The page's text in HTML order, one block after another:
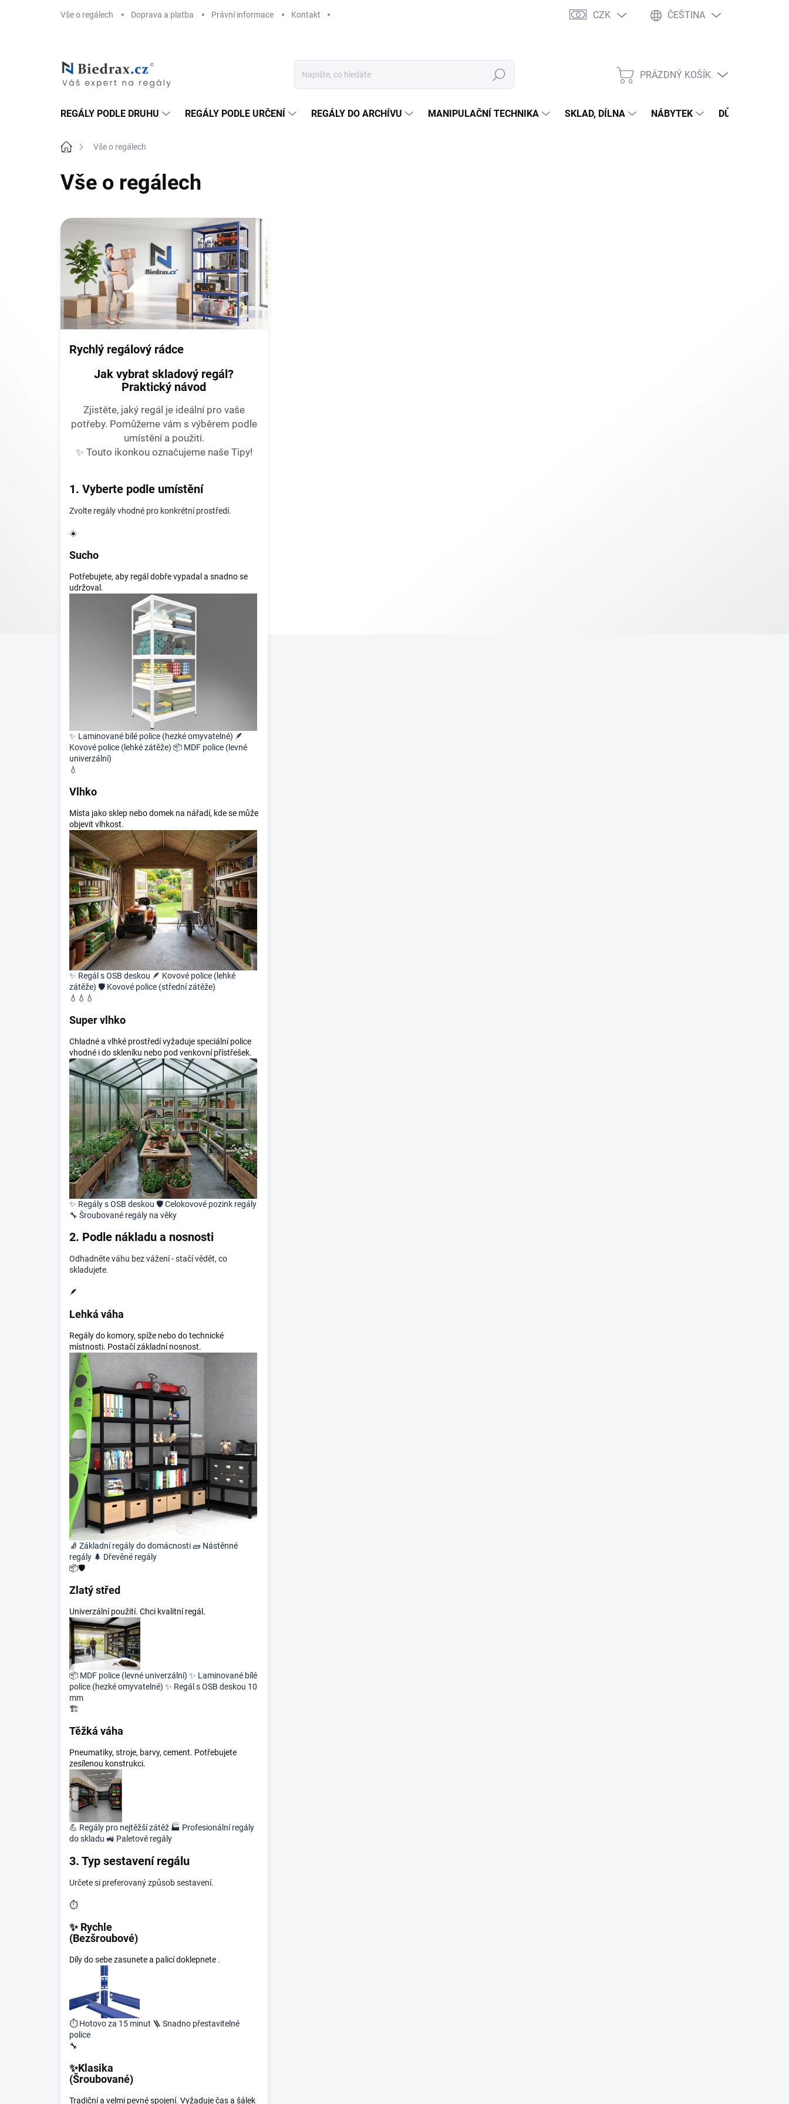
Vše o regálech Doprava a platba Právní informace Kontakt CZK ČEŠTINA
Hledat
NÁKUPNÍ
PRÁZDNÝ KOŠÍK
REGÁLY PODLE DRUHU REGÁLY PODLE URČENÍ REGÁLY DO ARCHÍVU MANIPULAČNÍ TECHNIKA SKLAD, DÍLNA NÁBYTEK DŮM A
Domů Vše o regálech
Vše o regálech
V
ý
l
á
n
k
Rychlý regálový rádce
Jak vybrat skladový regál?
Praktický návod
Zjistěte, jaký regál je ideální pro vaše
potřeby. Pomůžeme vám s výběrem podle
umístění a použití.
✨ Touto ikonkou označujeme naše Tipy!
1. Vyberte podle umístění
Zvolte regály vhodné pro konkrétní prostředí.
☀️
Sucho
Potřebujete, aby regál dobře vypadal a snadno se
udržoval.
✨ Laminované bílé police (hezké omyvatelné) 🪶
Kovové police (lehké zátěže) 📦 MDF police (levné
univerzální)
💧
Vlhko
Místa jako sklep nebo domek na nářadí, kde se může
objevit vlhkost.
✨ Regál s OSB deskou 🪶 Kovové police (lehké
zátěže) 🛡️ Kovové police (střední zátěže)
💧💧💧
Super vlhko
Chladné a vlhké prostředí vyžaduje speciální police
vhodné i do skleníku nebo pod venkovní přístřešek.
✨ Regály s OSB deskou 🛡️Celokovové pozink regály
🔧 Šroubované regály na věky
2. Podle nákladu a nosnosti
Odhadněte váhu bez vážení - stačí vědět, co
skladujete.
🪶
Lehká váha
Regály do komory, spíže nebo do technické
místnosti. Postačí základní nosnost.
🧦 Základní regály do domácnosti🧱 Nástěnné
regály 🌲 Dřevěné regály
📦🛡️
Zlatý střed
Univerzální použití. Chci kvalitní regál.
📦 MDF police (levné univerzální) ✨ Laminované bílé
police (hezké omyvatelné) ✨ Regál s OSB deskou 10
mm
🏗️
Těžká váha
Pneumatiky, stroje, barvy, cement. Potřebujete
zesílenou konstrukci.
💪 Regály pro nejtěžší zátěž 🏭 Profesionální regály
do skladu 🚜 Paletové regály
3. Typ sestavení regálu
Určete si preferovaný způsob sestavení.
⏱️
✨ Rychle
(Bezšroubové)
Díly do sebe zasunete a palicí doklepnete .
⏱️ Hotovo za 15 minut 🪜 Snadno přestavitelné
police
🔧
✨Klasika
(Šroubované)
Tradiční a velmi pevné spojení. Vyžaduje čas a šálek